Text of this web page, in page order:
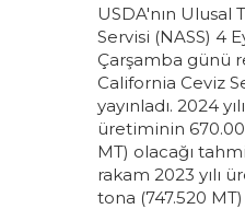
USDA'nın Ulusal
Servisi (NASS) 4
Çarşamba günü
California Ceviz
yayınladı. 2024
üretiminin
MT) olacağı
rakam 2023 yılı
tona (747.520